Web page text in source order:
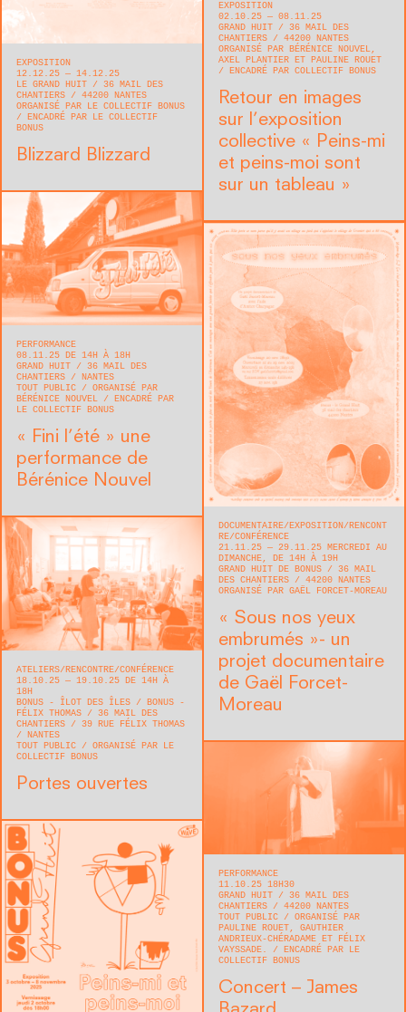
EXPOSITION
12.12.25 — 14.12.25
LE GRAND HUIT
36 MAIL DES
CHANTIERS
44200 NANTES
ORGANISÉ PAR LE COLLECTIF BONUS
ENCADRÉ PAR LE COLLECTIF
BONUS
Blizzard Blizzard
EXPOSITION
02.10.25 — 08.11.25
GRAND HUIT
36 MAIL DES
CHANTIERS
44200 NANTES
ORGANISÉ PAR BÉRÉNICE NOUVEL,
AXEL PLANTIER ET PAULINE ROUET
ENCADRÉ PAR COLLECTIF BONUS
Retour en images
sur l’exposition
collective « Peins-mi
et peins-moi sont
sur un tableau »
PERFORMANCE
08.11.25 DE 14H À 18H
GRAND HUIT
36 MAIL DES
CHANTIERS
NANTES
TOUT PUBLIC
ORGANISÉ PAR
BÉRÉNICE NOUVEL
ENCADRÉ PAR
LE COLLECTIF BONUS
« Fini l’été » une
performance de
Bérénice Nouvel
DOCUMENTAIRE EXPOSITION
RENCONT
RE/CONFÉRENCE
21.11.25 — 29.11.25 MERCREDI AU
DIMANCHE, DE 14H À 19H
GRAND HUIT DE BONUS
36 MAIL
DES CHANTIERS
44200 NANTES
ORGANISÉ PAR GAËL FORCET-MOREAU
« Sous nos yeux
embrumés »- un
projet documentaire
de Gaël Forcet-
Moreau
ATELIERS RENCONTRE/CONFÉRENCE
18.10.25 — 19.10.25 DE 14H À
18H
BONUS - ÎLOT DES ÎLES / BONUS -
FÉLIX THOMAS
36 MAIL DES
CHANTIERS / 39 RUE FÉLIX THOMAS
NANTES
TOUT PUBLIC
ORGANISÉ PAR LE
COLLECTIF BONUS
Portes ouvertes
PERFORMANCE
11.10.25 18H30
GRAND HUIT
36 MAIL DES
CHANTIERS
44200 NANTES
TOUT PUBLIC
ORGANISÉ PAR
PAULINE ROUET, GAUTHIER
ANDRIEUX-CHÉRADAME ET FÉLIX
VAYSSADE.
ENCADRÉ PAR LE
COLLECTIF BONUS
Concert – James